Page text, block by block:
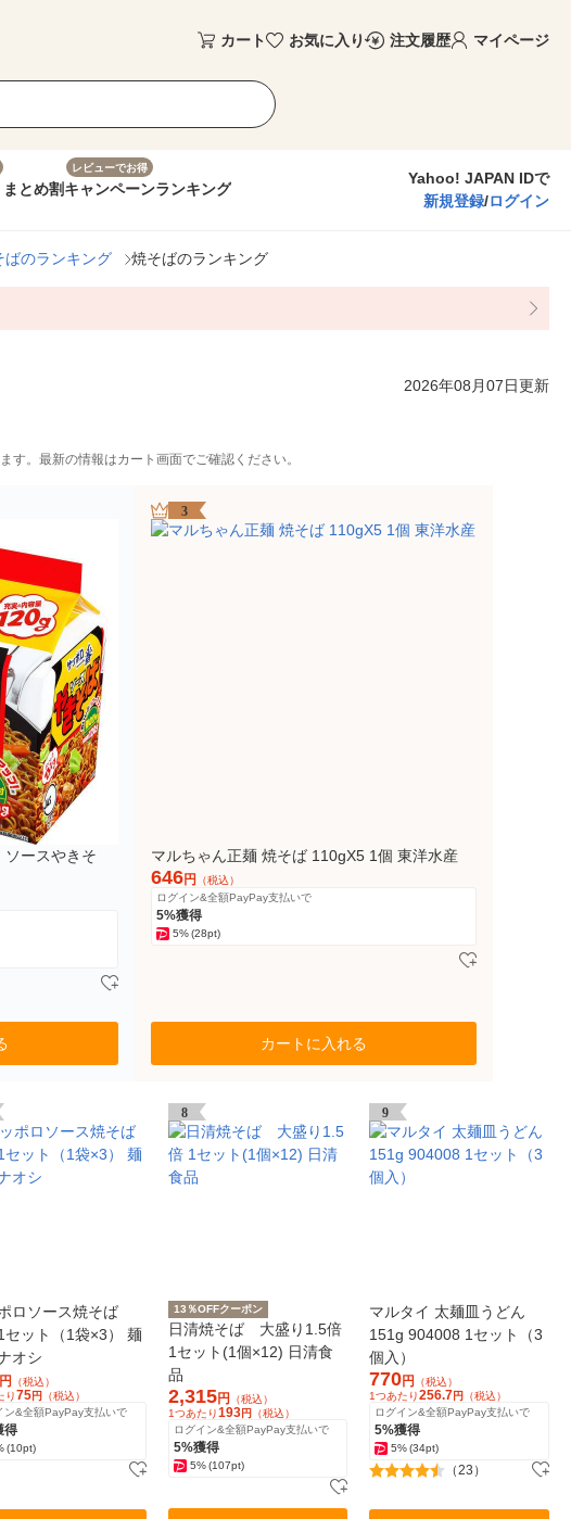
カート お気に入り 注文履歴 マイページ
まとめ割
レビューでお得
キャンペーンランキング
Yahoo! JAPAN IDで
新規登録/ログイン
ばのランキング 焼そばのランキング
2026年08月07日更新
。最新の情報はカート画面でご確認ください。
ースやきそ
3
マルちゃん正麺 焼そば 110gX5 1個 東洋水産
646円
（税込）
ログイン&全額PayPay支払いで
5%獲得
5%(28pt)
カートに入れる
ロソース焼そば
セット（1袋×3） 麺
オシ
（税込）
り75円 （税込）
ン&全額PayPay支払いで
得
(10pt)
8
13％OFFクーポン
日清焼そば 大盛り1.5倍
1セット(1個×12) 日清食
品
2,315円 （税込）
1つあたり193円 （税込）
ログイン&全額PayPay支払いで
5%獲得
5% (107pt)
9
マルタイ 太麺皿うどん
151g 904008 1セット（3
個入）
770円
（税込）
1つあたり256.7円
（税込）
ログイン&全額PayPay支払いで
5%獲得
5% (34pt)
（23）